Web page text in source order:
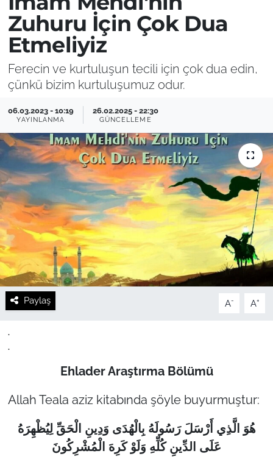
Zuhuru İçin Çok Dua
Etmeliyiz
Ferecin ve kurtuluşun tecili için çok dua edin,
çünkü bizim kurtuluşumuz odur.
06.03.2023 - 10:19
YAYINLANMA
26.02.2025 - 22:30
GÜNCELLEME
Paylaş A- A+
.
.
Ehlader Araştırma Bölümü
Allah Teala aziz kitabında şöyle buyurmuştur:
هُوَ الَّذِي أَرْسَلَ رَسُولَهُ بِالْهُدَى وَدِينِ الْحَقِّ لِيُظْهِرَهُ
عَلَى الدِّينِ كُلِّهِ وَلَوْ كَرِهَ الْمُشْرِكُونَ